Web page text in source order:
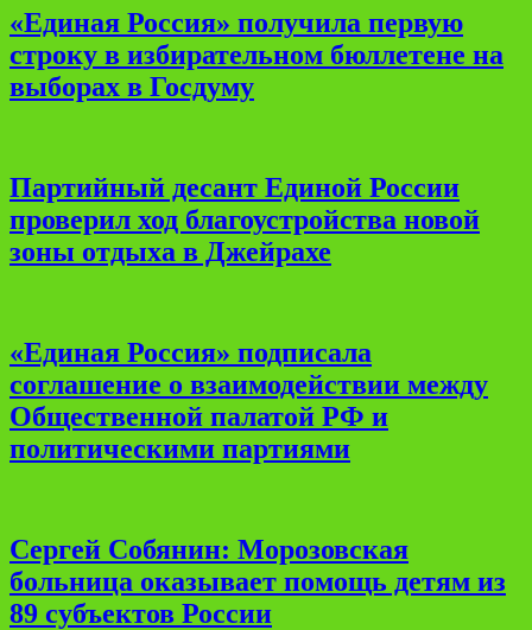
«Единая Россия» получила первую
строку в избирательном бюллетене на
выборах в Госдуму
Партийный десант Единой России
проверил ход благоустройства новой
зоны отдыха в Джейрахе
«Единая Россия» подписала
соглашение о взаимодействии между
Общественной палатой РФ и
политическими партиями
Сергей Собянин: Морозовская
больница оказывает помощь детям из
89 субъектов России